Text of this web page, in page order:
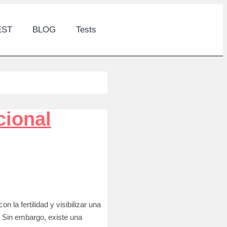
BLOG Tests
la fertilidad y visibilizar una
embargo, existe una